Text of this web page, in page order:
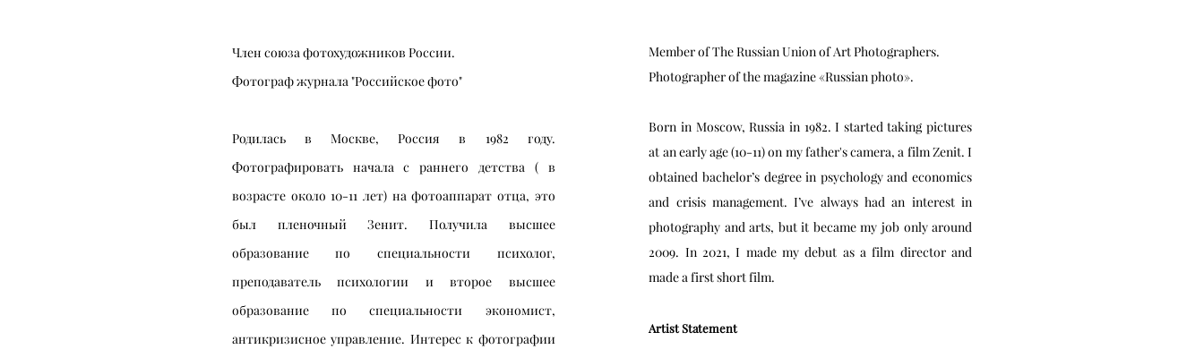
Член союза фотохудожников России.
Фотограф журнала "Российское фото"
Родилась в Москве, Россия в 1982 году.
Фотографировать начала с раннего детства ( в
возрасте около 10-11 лет) на фотоаппарат отца, это
был пленочный Зенит. Получила высшее
образование по специальности психолог,
преподаватель психологии и второе высшее
образование по специальности экономист,
антикризисное управление. Интерес к фотографии
Member of The Russian Union of Art Photographers.
Photographer of the magazine «Russian photo».
Born in Moscow, Russia in 1982. I started taking pictures
at an early age (10-11) on my father's camera, a film Zenit. I
obtained bachelor’s degree in psychology and economics
and crisis management. I’ve always had an interest in
photography and arts, but it became my job only around
2009. In 2021, I made my debut as a film director and
made a first short film.
Artist Statement